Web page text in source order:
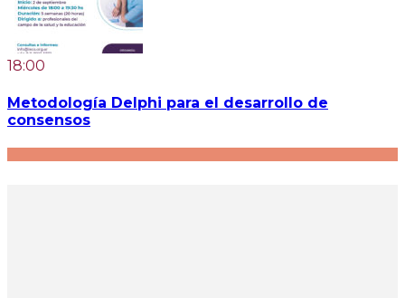
18:00
Metodología Delphi para el desarrollo de
consensos